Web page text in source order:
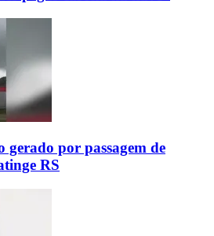
gerado por passagem de
RS